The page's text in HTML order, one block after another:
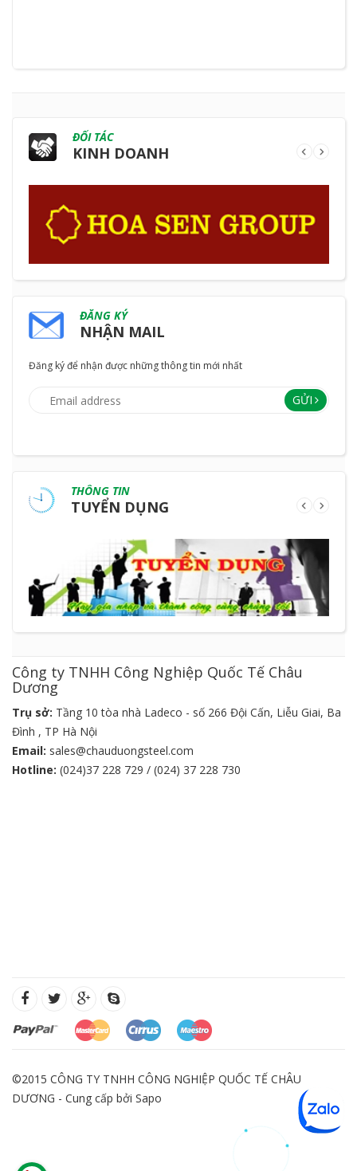
ĐỐI TÁC
KINH DOANH
ĐĂNG KÝ
NHẬN MAIL
Đăng ký để nhận được những thông tin mới nhất
GỬI
THÔNG TIN
TUYỂN DỤNG
Công ty TNHH Công Nghiệp Quốc Tế Châu
Dương
Trụ sở: Tầng 10 tòa nhà Ladeco - số 266 Đội Cấn, Liễu Giai, Ba
Đình , TP Hà Nội
Email: sales@chauduongsteel.com
Hotline: (024)37 228 729 / (024) 37 228 730
©2015 CÔNG TY TNHH CÔNG NGHIỆP QUỐC TẾ CHÂU
DƯƠNG - Cung cấp bởi Sapo